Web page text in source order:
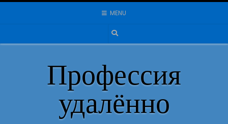
Skip
MENU
Профессия
удалённо